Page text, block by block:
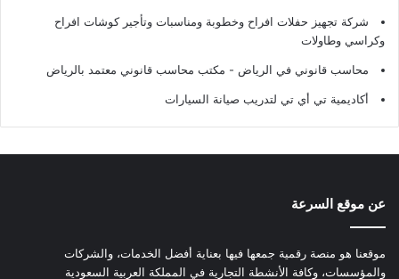
شركة تجهيز حفلات افراح وخطوبة ومناسبات وتأجير كوشات افراح
وكراسي وطاولات
محاسب قانوني في الرياض - مكتب محاسب قانوني معتمد بالرياض
أكاديمية تي أي تي لتدريب صيانة السيارات
عن موقع السرعة
موقعنا هو منصة رقمية جمعها فيها بعناية أفضل الخدمات، والشركات
والمؤسسات، وكافة الأنشطة التجارية في المملكة العربية السعودية